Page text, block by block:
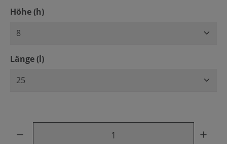
Höhe (h)auswählen
Länge (l)auswählen